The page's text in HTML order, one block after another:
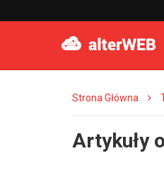
Strona Główna
Artykuły